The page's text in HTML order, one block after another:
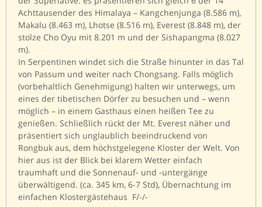
Achttausender des Himalaya – Kangchenjunga (8.586 m),
Makalu (8.463 m), Lhotse (8.516 m), Everest (8.848 m), der
stolze Cho Oyu mit 8.201 m und der Sishapangma (8.027
m).
In Serpentinen windet sich die Straße hinunter in das Tal
von Passum und weiter nach Chongsang. Falls möglich
(vorbehaltlich Genehmigung) halten wir unterwegs, um
eines der tibetischen Dörfer zu besuchen und – wenn
möglich – in einem Gasthaus einen heißen Tee zu
genießen. Schließlich rückt der Mt. Everest näher und
präsentiert sich unglaublich beeindruckend von
Rongbuk aus, dem höchstgelegene Kloster der Welt. Von
hier aus ist der Blick bei klarem Wetter einfach
traumhaft und die Sonnenauf- und -untergänge
überwältigend. (ca. 345 km, 6-7 Std), Übernachtung im
einfachen Klostergästehaus F/-/-